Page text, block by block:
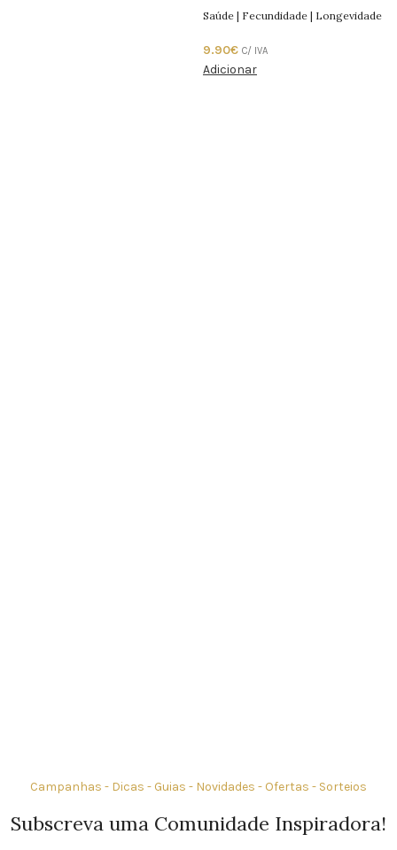
Saúde | Fecundidade | Longevidade
9.90€ C/ IVA
Adicionar
Campanhas - Dicas - Guias - Novidades - Ofertas - Sorteios
Subscreva uma Comunidade Inspiradora!